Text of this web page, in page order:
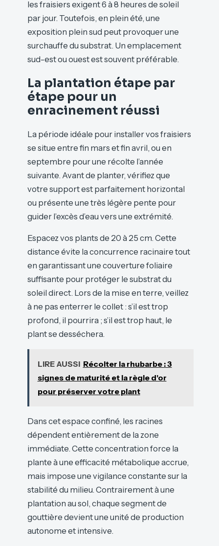
les fraisiers exigent 6 à 8 heures de soleil
par jour. Toutefois, en plein été, une
exposition plein sud peut provoquer une
surchauffe du substrat. Un emplacement
sud-est ou ouest est souvent préférable.
La plantation étape par
étape pour un
enracinement réussi
La période idéale pour installer vos fraisiers
se situe entre fin mars et fin avril, ou en
septembre pour une récolte l’année
suivante. Avant de planter, vérifiez que
votre support est parfaitement horizontal
ou présente une très légère pente pour
guider l’excès d’eau vers une extrémité.
Espacez vos plants de 20 à 25 cm. Cette
distance évite la concurrence racinaire tout
en garantissant une couverture foliaire
suffisante pour protéger le substrat du
soleil direct. Lors de la mise en terre, veillez
à ne pas enterrer le collet : s’il est trop
profond, il pourrira ; s’il est trop haut, le
plant se desséchera.
LIRE AUSSI Récolter la rhubarbe : 3
signes de maturité et la règle d'or
pour préserver votre plant
Dans cet espace confiné, les racines
dépendent entièrement de la zone
immédiate. Cette concentration force la
plante à une efficacité métabolique accrue,
mais impose une vigilance constante sur la
stabilité du milieu. Contrairement à une
plantation au sol, chaque segment de
gouttière devient une unité de production
autonome et intensive.